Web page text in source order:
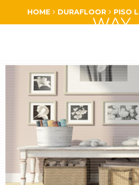
WAY
HOME DURAFLOOR PISO